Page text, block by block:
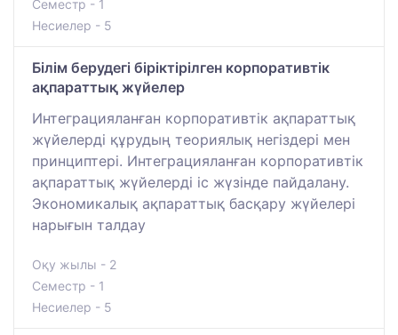
Семестр - 1
Несиелер - 5
Білім берудегі біріктірілген корпоративтік
ақпараттық жүйелер
Интеграцияланған корпоративтік ақпараттық
жүйелерді құрудың теориялық негіздері мен
принциптері. Интеграцияланған корпоративтік
ақпараттық жүйелерді іс жүзінде пайдалану.
Экономикалық ақпараттық басқару жүйелері
нарығын талдау
Оқу жылы - 2
Семестр - 1
Несиелер - 5